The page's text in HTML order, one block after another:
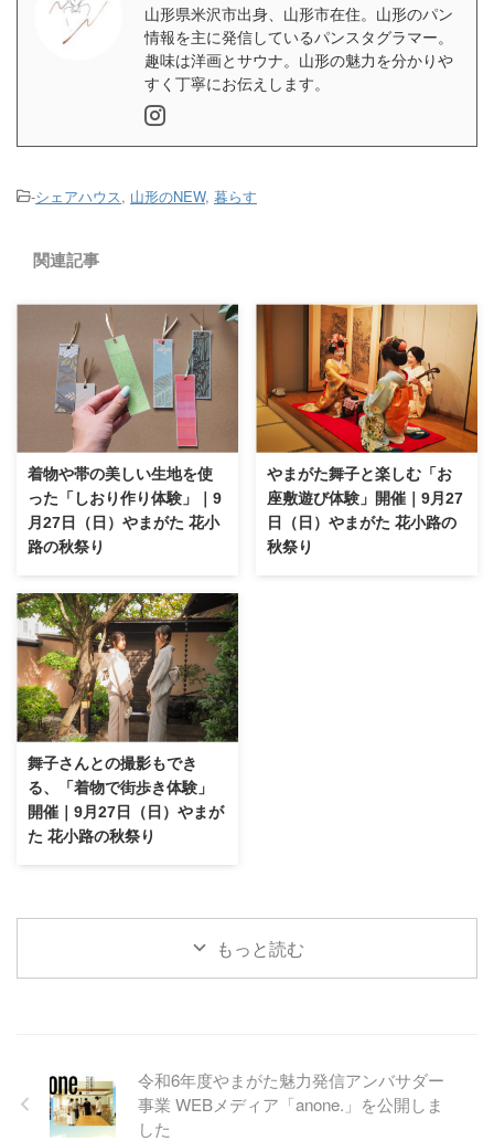
山形県米沢市出身、山形市在住。山形のパン
情報を主に発信しているパンスタグラマー。
趣味は洋画とサウナ。山形の魅力を分かりや
すく丁寧にお伝えします。
-シェアハウス, 山形のNEW, 暮らす
関連記事
着物や帯の美しい生地を使
った「しおり作り体験」｜9
月27日（日）やまがた 花小
路の秋祭り
やまがた舞子と楽しむ「お
座敷遊び体験」開催｜9月27
日（日）やまがた 花小路の
秋祭り
舞子さんとの撮影もでき
る、「着物で街歩き体験」
開催｜9月27日（日）やまが
た 花小路の秋祭り
もっと読む
令和6年度やまがた魅力発信アンバサダー
事業 WEBメディア「anone.」を公開しま
した